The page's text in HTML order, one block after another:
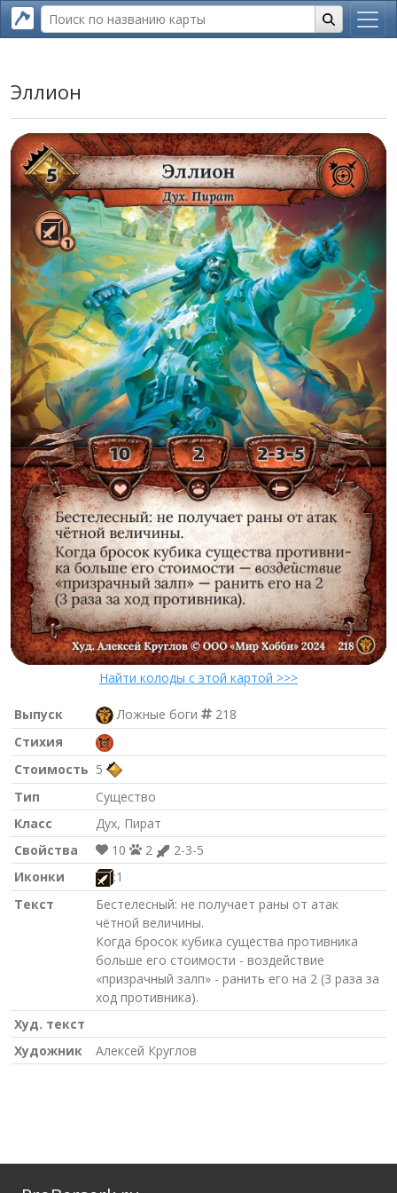
Эллион
Найти колоды с этой картой >>>
Выпуск Ложные боги
218
Стихия
Стоимость 5
Тип
Существо
Класс
Дух, Пират
Свойства
10 2
2-3-5
Иконки
:1
Текст
Бестелесный: не получает раны от атак
чётной величины.
Когда бросок кубика существа противника
больше его стоимости - воздействие
«призрачный залп» - ранить его на 2 (3 раза за
ход противника).
Худ. текст
Художник
Алексей Круглов